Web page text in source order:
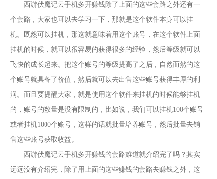
西游伏魔记云手机多开赚钱除了上面的这些套路之外还有一
个套路，大家也可以去学习一下，那就是这个软件本身可以挂
机。既然可以挂机，那这就意味着用这个账号，在这个软件上面
挂机的时候，就可以很容易的获得很多的经验，然后等级就可以
飞快的成长起来。把这个账号的等级提高了之后，自然而然的这
个账号就具备了价值，然后就可以去出售这些账号获得丰厚的利
润。而且要提醒大家，就是使用这个软件来挂机的时候能够挂机
的，账号的数量是没有限制的，比如说，我们可以挂机100个账号
或者挂机1000个账号，这样的话就批量培养账号，然后批量去销
售这些账号获取收益。
西游伏魔记云手机多开赚钱的套路难道就介绍完了吗？其实
远远没有介绍完，除了用上面的这些赚钱的套路去赚钱之外，这